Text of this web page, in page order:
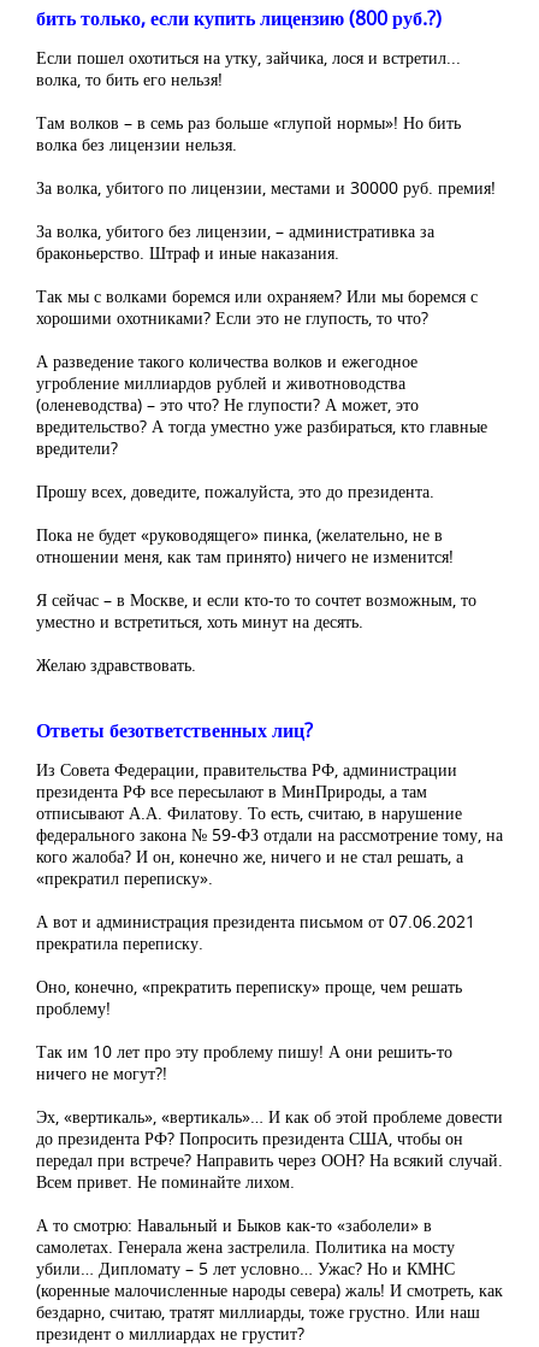
бить только, если купить лицензию (800 руб.?)
Если пошел охотиться на утку, зайчика, лося и встретил...
волка, то бить его нельзя!
Там волков – в семь раз больше «глупой нормы»! Но бить
волка без лицензии нельзя.
За волка, убитого по лицензии, местами и 30000 руб. премия!
За волка, убитого без лицензии, – административка за
браконьерство. Штраф и иные наказания.
Так мы с волками боремся или охраняем? Или мы боремся с
хорошими охотниками? Если это не глупость, то что?
А разведение такого количества волков и ежегодное
угробление миллиардов рублей и животноводства
(оленеводства) – это что? Не глупости? А может, это
вредительство? А тогда уместно уже разбираться, кто главные
вредители?
Прошу всех, доведите, пожалуйста, это до президента.
Пока не будет «руководящего» пинка, (желательно, не в
отношении меня, как там принято) ничего не изменится!
Я сейчас – в Москве, и если кто-то то сочтет возможным, то
уместно и встретиться, хоть минут на десять.
Желаю здравствовать.
Ответы безответственных лиц?
Из Совета Федерации, правительства РФ, администрации
президента РФ все пересылают в МинПрироды, а там
отписывают А.А. Филатову. То есть, считаю, в нарушение
федерального закона № 59-ФЗ отдали на рассмотрение тому, на
кого жалоба? И он, конечно же, ничего и не стал решать, а
«прекратил переписку».
А вот и администрация президента письмом от 07.06.2021
прекратила переписку.
Оно, конечно, «прекратить переписку» проще, чем решать
проблему!
Так им 10 лет про эту проблему пишу! А они решить-то
ничего не могут?!
Эх, «вертикаль», «вертикаль»… И как об этой проблеме довести
до президента РФ? Попросить президента США, чтобы он
передал при встрече? Направить через ООН? На всякий случай.
Всем привет. Не поминайте лихом.
А то смотрю: Навальный и Быков как-то «заболели» в
самолетах. Генерала жена застрелила. Политика на мосту
убили… Дипломату – 5 лет условно… Ужас? Но и КМНС
(коренные малочисленные народы севера) жаль! И смотреть, как
бездарно, считаю, тратят миллиарды, тоже грустно. Или наш
президент о миллиардах не грустит?